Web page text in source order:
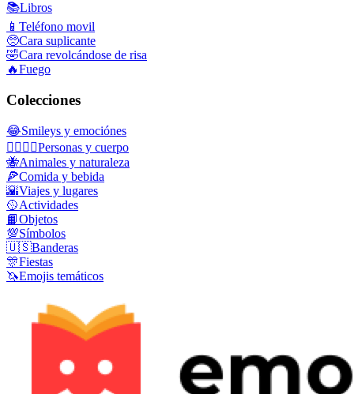
📚Libros
📱 Teléfono movil
🥺Cara suplicante
🤣Cara revolcándose de risa
🔥Fuego
Colecciones
😂Smileys y emociónes
👩‍❤️‍💋‍👨Personas y cuerpo
🐝Animales y naturaleza
🍕Comida y bebida
🌇Viajes y lugares
🥎Actividades
📙Objetos
💯Símbolos
🇺🇸Banderas
🎊Fiestas
🦄Emojis temáticos